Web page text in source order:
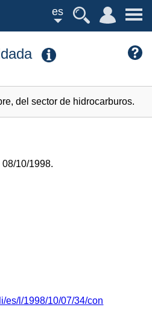
es
del sector de hidrocarburos.
08/10/1998.
es/l/1998/10/07/34/con